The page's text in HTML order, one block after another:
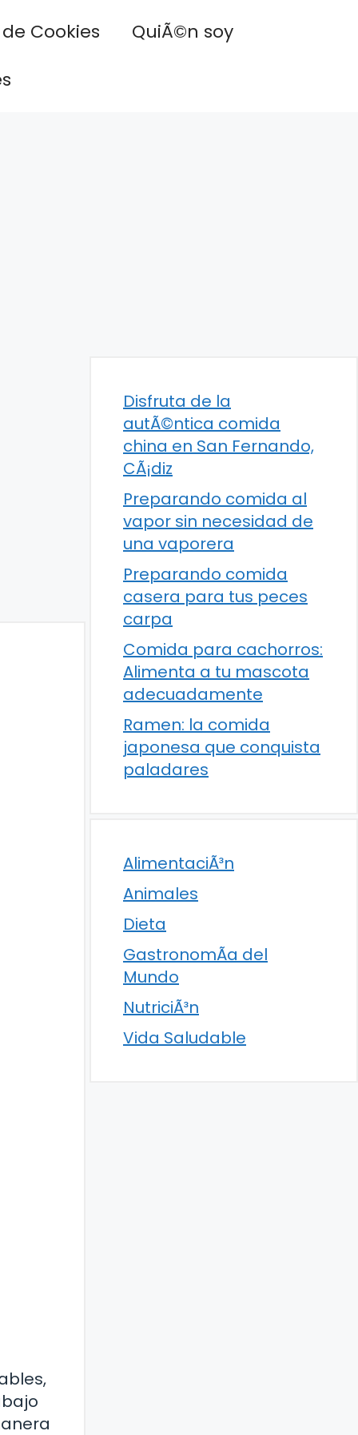
Cookies
QuiÃ©n soy
Disfruta de la
autÃ©ntica comida
china en San Fernando,
CÃ¡diz
Preparando comida al
vapor sin necesidad de
una vaporera
Preparando comida
casera para tus peces
carpa
Comida para cachorros:
Alimenta a tu mascota
adecuadamente
Ramen: la comida
japonesa que conquista
paladares
AlimentaciÃ³n
Animales
Dieta
GastronomÃ­a del
Mundo
NutriciÃ³n
Vida Saludable